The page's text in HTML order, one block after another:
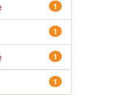
1
1
1
1